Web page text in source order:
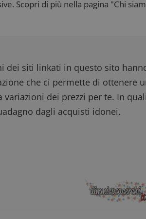
Scopri di più nella pagina "Chi
dei siti linkati in questo sito
che ci permette di ottenere
variazioni dei prezzi per te. In
dagli acquisti idonei.
secondi
Web a
.dimmicosacerchi.it
5 mesi 4
Questo
l'esperienza